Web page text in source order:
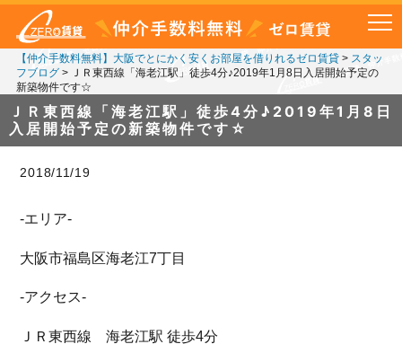
【仲介手数料無料】大阪でとにかく安くお部屋を借りれるゼロ賃貸> スタッ
フブログ>
ＪＲ東西線「海老江駅」徒歩4分♪2019年1月8日入居開始予定の
新築物件です☆
ＪＲ東西線「海老江駅」徒歩4分♪2019年1月8日
入居開始予定の新築物件です☆
2018/11/19
-エリア-
大阪市福島区海老江7丁目
-アクセス-
ＪＲ東西線 海老江駅 徒歩4分